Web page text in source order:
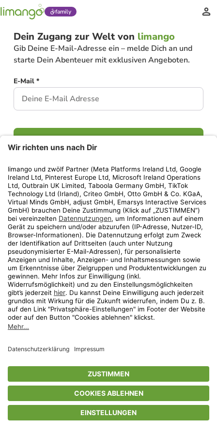
family
Dein Zugang zur Welt von limango
Gib Deine E-Mail-Adresse ein – melde Dich an und
starte Dein Abenteuer mit exklusiven Angeboten.
E-Mail *
Weiter
Privatsphäre-EinstellungenAGBDatenschutzCompliance
GeschenkgutscheinbedingungenImpressumHelp Center